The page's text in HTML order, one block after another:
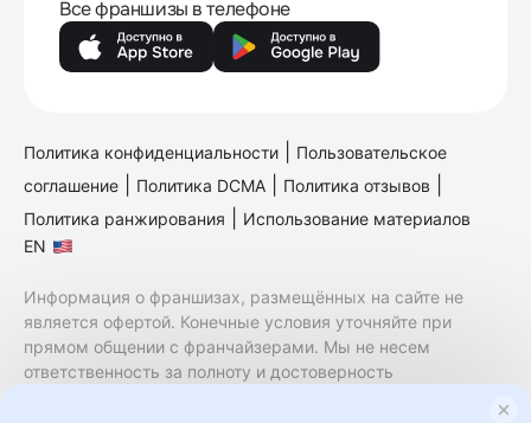
Все франшизы в телефоне
Политика конфиденциальности
Пользовательское
соглашение
Политика DCMA Политика отзывов
Политика ранжирования
Использование материалов
EN
Информация о франшизах, размещённых на сайте не
является офертой. Конечные условия уточняйте при
прямом общении с франчайзерами. Мы не несем
ответственность за полноту и достоверность